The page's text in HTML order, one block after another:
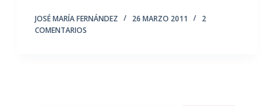
JOSÉ MARÍA FERNÁNDEZ 26 MARZO 2011
2
COMENTARIOS